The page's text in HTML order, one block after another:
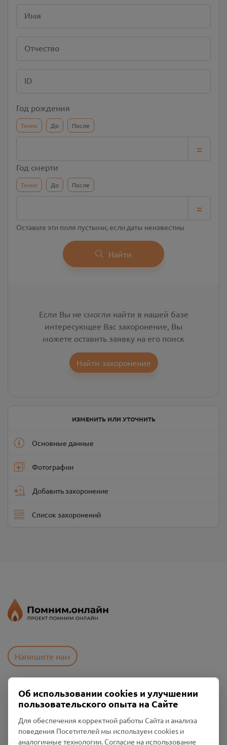
Имя
Отчество
ID
Год рождения
Точно До После
=
Год смерти
Точно До После
=
Оставьте эти поля пустыми, если даты неизвестны
Найти
Если Вы не смогли найти в нашей базе
интересующее Вас захоронение, Вы
можете оставить заявку на его поиск
Найти захоронение
ИЗМЕНИТЬ ИЛИ УТОЧНИТЬ
Основные данные
Фотографии
Добавить захоронение
Список захоронений
Напишите нам
Пользовательское соглашение
Политика конфиденциальности
Промо-материалы
Настройки cookies
Об использовании cookies и улучшении
пользовательского опыта на Сайте
Для обеспечения корректной работы Сайта и анализа
поведения Посетителей мы используем cookies и
аналогичные технологии. Согласие на использование